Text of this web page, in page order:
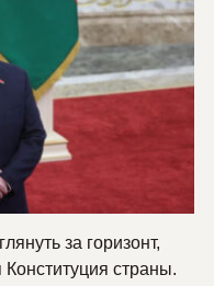
за горизонт,
страны.